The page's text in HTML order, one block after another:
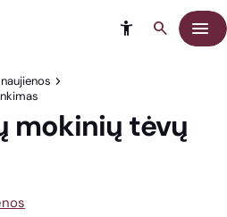
Meniu
mokinių tėvų